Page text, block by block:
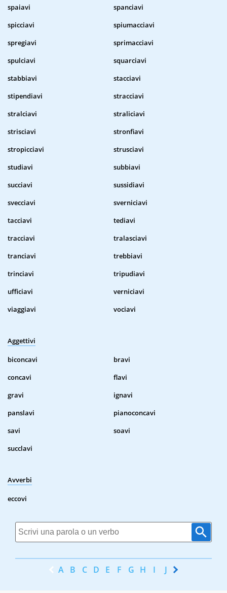
spaiavi
spanciavi
spicciavi
spiumacciavi
spregiavi
sprimacciavi
spulciavi
squarciavi
stabbiavi
stacciavi
stipendiavi
stracciavi
stralciavi
straliciavi
strisciavi
stronfiavi
stropicciavi
strusciavi
studiavi
subbiavi
succiavi
sussidiavi
svecciavi
sverniciavi
tacciavi
tediavi
tracciavi
tralasciavi
tranciavi
trebbiavi
trinciavi
tripudiavi
ufficiavi
verniciavi
viaggiavi
vociavi
Aggettivi
biconcavi
bravi
concavi
flavi
gravi
ignavi
panslavi
pianoconcavi
savi
soavi
succlavi
Avverbi
eccovi
A B C D E F G H I J K